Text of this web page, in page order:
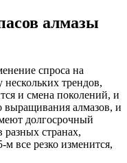
алмазы
спроса на
трендов,
и смена поколений, и
выращивания алмазов, и
долгосрочный
разных странах,
все резко изменится,